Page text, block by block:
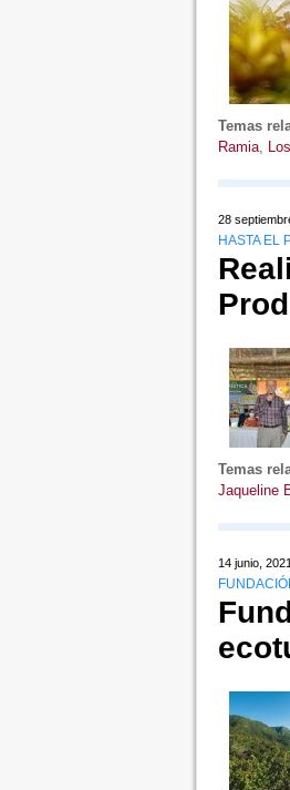
Temas
Ramia,
28
HASTA EL
Temas
Jaqueline
14 junio, 2021